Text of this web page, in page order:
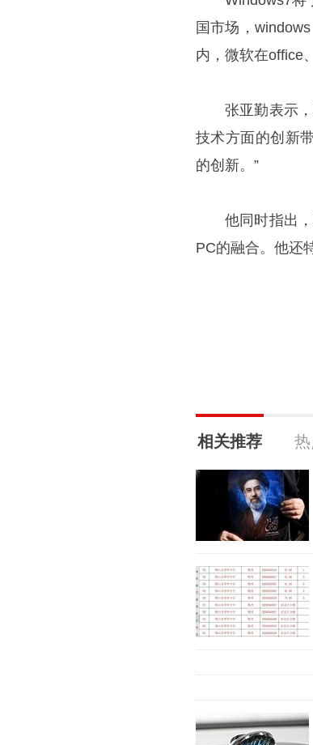
国市场，
内，微软在office
张亚勤表示
技术方面的创新
的创新。”
他同时指出
PC的融合。他还
相关推荐